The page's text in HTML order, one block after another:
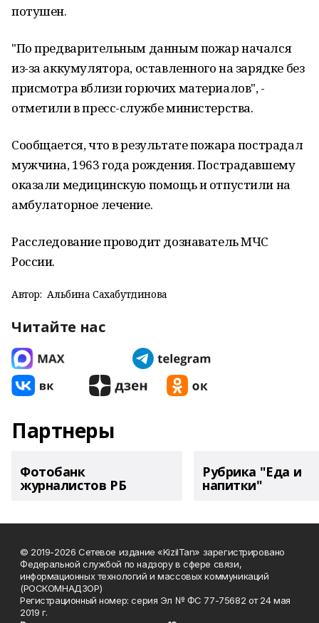
потушен.
"По предварительным данным пожар начался
из-за аккумулятора, оставленного на зарядке без
присмотра вблизи горючих материалов", -
отметили в пресс-службе министерства.
Сообщается, что в результате пожара пострадал
мужчина, 1963 года рождения. Пострадавшему
оказали медицинскую помощь и отпустили на
амбулаторное лечение.
Расследование проводит дознаватель МЧС
России.
Автор: Альбина Сахабутдинова
Читайте нас
Партнеры
Фотобанк
журналистов РБ
Рубрика "Еда и
напитки"
© 2019-2026 Сетевое издание «KizilTan» зарегистрировано
Федеральной службой по надзору в сфере связи,
информационных технологий и массовых коммуникаций
(РОСКОМНАДЗОР)
Регистрационный номер: серия Эл № ФС 77-75682 от 24 мая
2019 г.